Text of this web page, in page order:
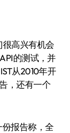
高兴有机会
的测试，并
从2010年开
，还有一个
报告称，全